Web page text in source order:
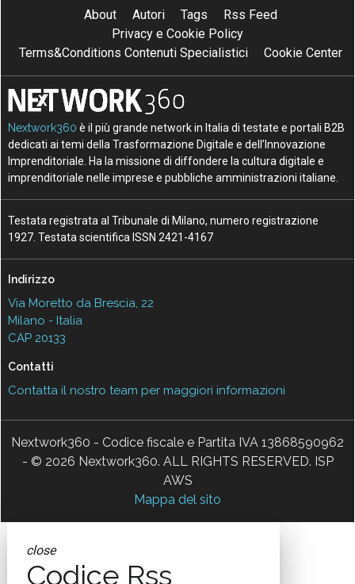
About Autori Tags
Rss Feed
Privacy e Cookie Policy
Terms&Conditions Contenuti Specialistici
Cookie Center
Nextwork360 è il più grande network in Italia di testate e portali B2B
dedicati ai temi della Trasformazione Digitale e dell’Innovazione
Imprenditoriale. Ha la missione di diffondere la cultura digitale e
imprenditoriale nelle imprese e pubbliche amministrazioni italiane.
Testata registrata al Tribunale di Milano, numero registrazione
1927. Testata scientifica ISSN 2421-4167
Indirizzo
Via Moretto da Brescia, 22
Milano - Italia
CAP 20133
Contatti
Contatta il nostro team per maggiori informazioni
Nextwork360 - Codice fiscale e Partita IVA 13868590962
- © 2026 Nextwork360. ALL RIGHTS RESERVED. ISP
AWS
Mappa del sito
close
Codice Rss